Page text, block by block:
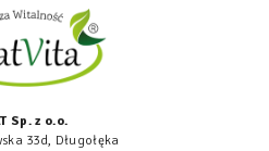
Sp. z o.o.
33d, Długołęka